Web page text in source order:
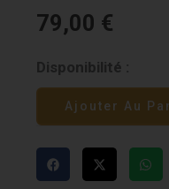
79,00 €
Disponibilité :
quantité
de
Pédale
FENDER
Ajouter Au